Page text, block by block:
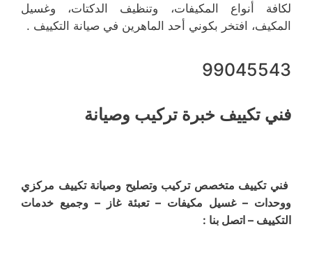
لكافة أنواع المكيفات، وتنظيف الدكتات، وغسيل
المكيف، افتخر بكوني أحد الماهرين في صيانة التكييف .
99045543
فني تكييف خبرة تركيب وصيانة
فني تكييف متخصص تركيب وتصليح وصيانة تكييف مركزي
ووحدات – غسيل مكيفات – تعبئة غاز – وجميع خدمات
التكييف – اتصل بنا :